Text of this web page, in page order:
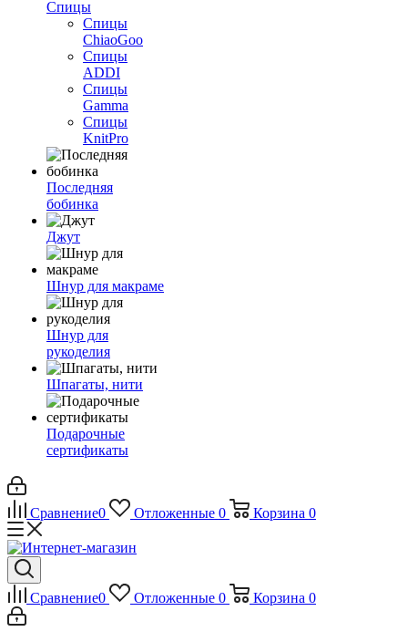
Спицы
Спицы
ChiaoGoo
Спицы
ADDI
Спицы
Gamma
Спицы
KnitPro
Последняя
бобинка
Джут
Шнур для макраме
Шнур для
рукоделия
Шпагаты, нити
Подарочные
сертификаты
Сравнение0 Отложенные 0 Корзина 0
Сравнение0 Отложенные 0 Корзина 0